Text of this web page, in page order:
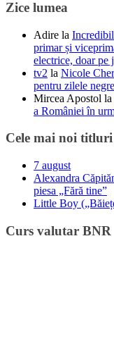
Zice lumea
Adire la
primar și
electrice, doar pe
tv2 la Nicole
pentru zilele negre
Mircea Apostol la
a României în
Cele mai noi titluri
7 august
Alexandra
piesa „Fără tine”
Little Boy
Curs valutar BNR